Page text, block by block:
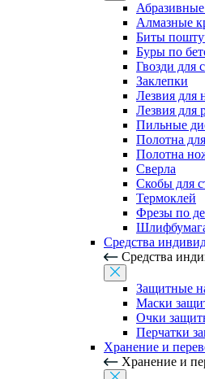
Алмазные
Биты
Буры по
Гвозди для
Заклепки
Лезвия для
Лезвия для
Пильные
Полотна
Полотна
Сверла
Скобы для
Термоклей
Фрезы по
Средства
Средства
Защитные
Маски
Очки
Перчатки
Хранение и
Хранение и